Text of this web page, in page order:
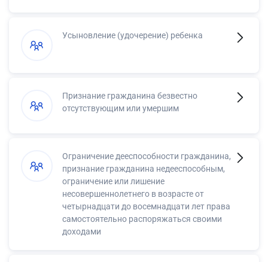
Усыновление (удочерение) ребенка
Признание гражданина безвестно
отсутствующим или умершим
Ограничение дееспособности гражданина,
признание гражданина недееспособным,
ограничение или лишение
несовершеннолетнего в возрасте от
четырнадцати до восемнадцати лет права
самостоятельно распоряжаться своими
доходами